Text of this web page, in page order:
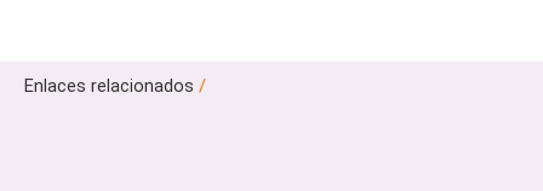
Enlaces relacionados /